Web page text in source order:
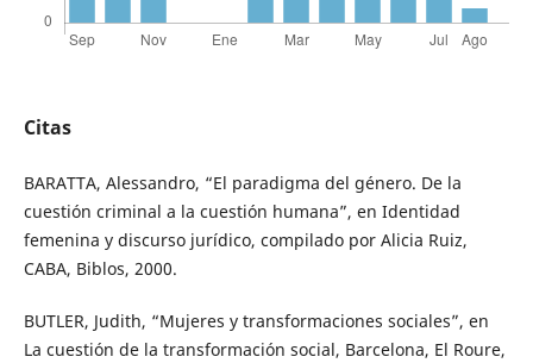
Citas
BARATTA, Alessandro, “El paradigma del género. De la
cuestión criminal a la cuestión humana”, en Identidad
femenina y discurso jurídico, compilado por Alicia Ruiz,
CABA, Biblos, 2000.
BUTLER, Judith, “Mujeres y transformaciones sociales”, en
La cuestión de la transformación social, Barcelona, El Roure,